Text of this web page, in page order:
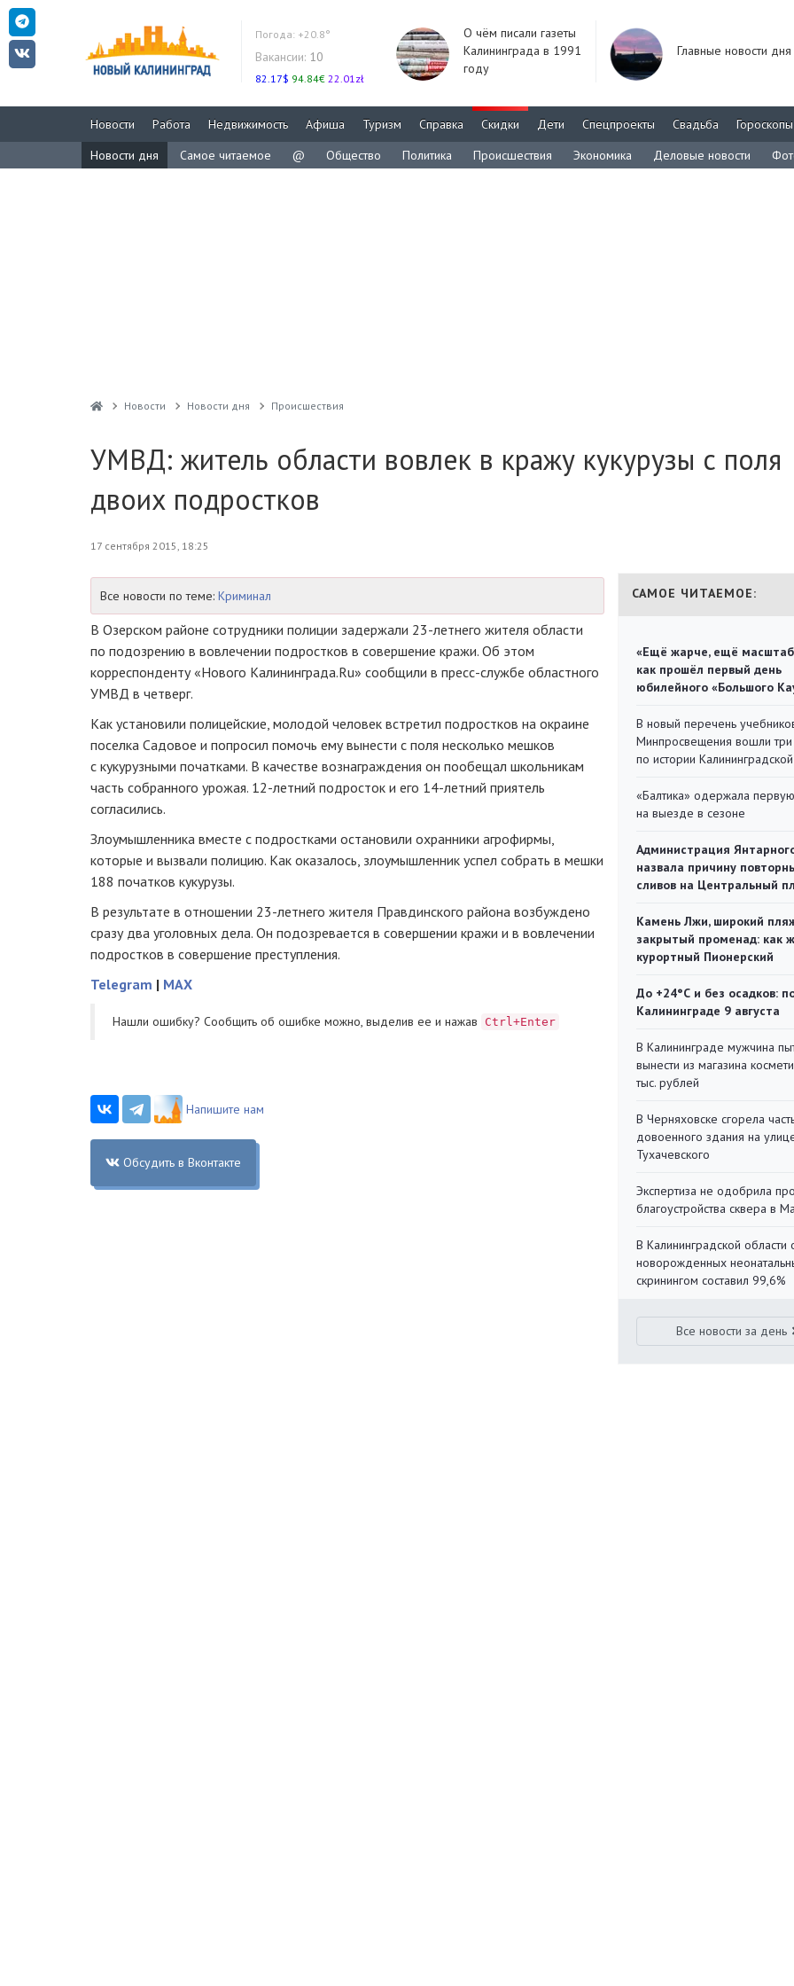
Погода: +20.8°
Вакансии: 10
82.17$ 94.84€ 22.01zł
О чём писали газеты
Калининграда в 1991
году
Главные новости дня
Новости Работа Недвижимость Афиша Туризм Справка Скидки Дети Спецпроекты Свадьба
Гороскопы
Новости дня
Самое читаемое @ Общество Политика Происшествия Экономика Деловые новости
Новости Новости дня Проиcшествия
УМВД: житель области вовлек в кражу кукурузы с поля
двоих подростков
17 сентября 2015, 18:25
Все новости по теме: Криминал
В Озерском районе сотрудники полиции задержали 23-летнего жителя области
по подозрению в вовлечении подростков в совершение кражи. Об этом
корреспонденту «Нового Калининграда.Ru» сообщили в пресс-службе областного
УМВД в четверг.
Как установили полицейские, молодой человек встретил подростков на окраине
поселка Садовое и попросил помочь ему вынести с поля несколько мешков
с кукурузными початками. В качестве вознаграждения он пообещал школьникам
часть собранного урожая. 12-летний подросток и его 14-летний приятель
согласились.
Злоумышленника вместе с подростками остановили охранники агрофирмы,
которые и вызвали полицию. Как оказалось, злоумышленник успел собрать в мешки
188 початков кукурузы.
В результате в отношении 23-летнего жителя Правдинского района возбуждено
сразу два уголовных дела. Он подозревается в совершении кражи и в вовлечении
подростков в совершение преступления.
Telegram | MAX
Нашли ошибку? Cообщить об ошибке можно, выделив ее и нажав Ctrl+Enter
Напишите нам
Обсудить в Вконтакте
САМОЕ ЧИТАЕМОЕ:
«Ещё жарче, ещё
как прошёл первый день
юбилейного «Большого
В новый перечень
Минпросвещения вошли три
по истории
«Балтика» одержала
на выезде в сезоне
Администрация
назвала причину
сливов на Центральный
Камень Лжи, широкий
закрытый променад: как
курортный Пионерский
До +24°С и без осадков:
Калининграде 9 августа
В Калининграде мужчина
вынести из магазина
тыс. рублей
В Черняховске сгорела
довоенного здания на
Тухачевского
Экспертиза не одобрила
благоустройства сквера в
В Калининградской области
новорожденных
скринингом составил 99,6%
Все новости за день